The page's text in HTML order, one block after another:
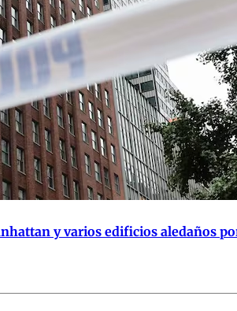
y varios edificios aledaños